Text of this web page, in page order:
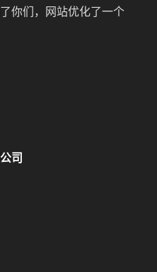
你们，网站优化了一个
司